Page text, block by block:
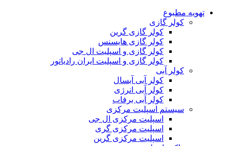
تهویه مطبوع
کولر گازی
کولر گازی گرین
کولر گازی هایسنس
کولر گازی و اسپلیت ال جی
کولر گازی و اسپلیت ایران رادیاتور
کولر آبی
کولر آبی آبسال
کولر آبی انرژی
کولر آبی برفاب
سیستم اسپلیت مرکزی
اسپلیت مرکزی ال جی
اسپلیت مرکزی گری
اسپلیت مرکزی گرین